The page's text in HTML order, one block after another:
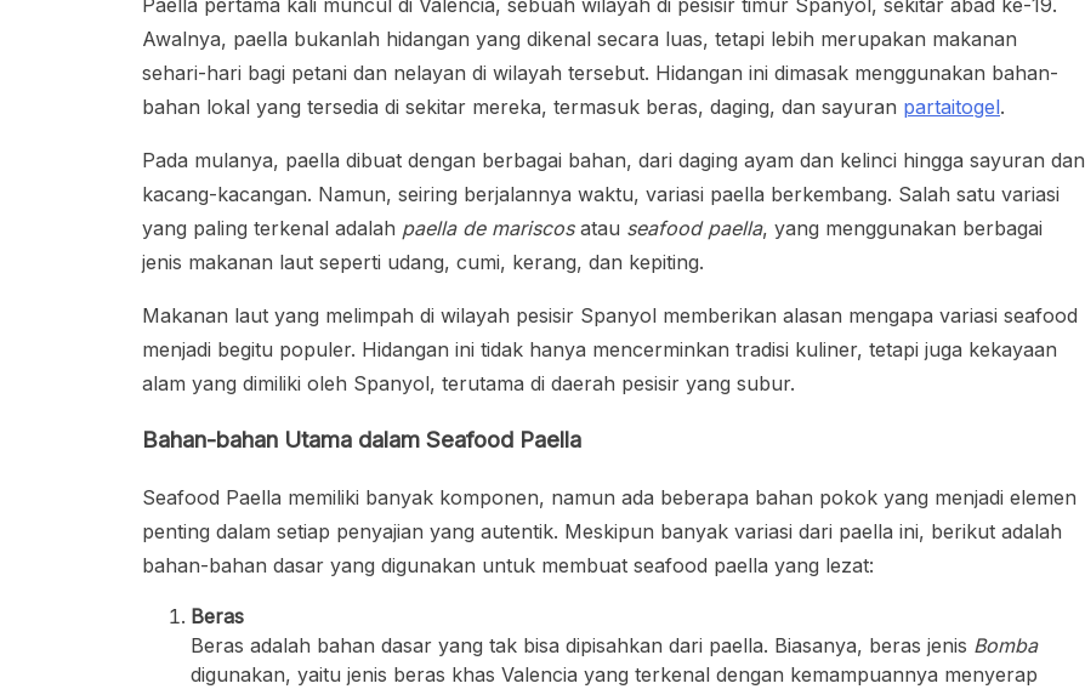
Paella pertama kali muncul di Valencia, sebuah wilayah di pesisir timur Spanyol, sekitar abad ke-19.
Awalnya, paella bukanlah hidangan yang dikenal secara luas, tetapi lebih merupakan makanan
sehari-hari bagi petani dan nelayan di wilayah tersebut. Hidangan ini dimasak menggunakan bahan-
bahan lokal yang tersedia di sekitar mereka, termasuk beras, daging, dan sayuran partaitogel.
Pada mulanya, paella dibuat dengan berbagai bahan, dari daging ayam dan kelinci hingga sayuran dan
kacang-kacangan. Namun, seiring berjalannya waktu, variasi paella berkembang. Salah satu variasi
yang paling terkenal adalah paella de mariscosatau seafood paella, yang menggunakan berbagai
jenis makanan laut seperti udang, cumi, kerang, dan kepiting.
Makanan laut yang melimpah di wilayah pesisir Spanyol memberikan alasan mengapa variasi seafood
menjadi begitu populer. Hidangan ini tidak hanya mencerminkan tradisi kuliner, tetapi juga kekayaan
alam yang dimiliki oleh Spanyol, terutama di daerah pesisir yang subur.
Bahan-bahan Utama dalam Seafood Paella
Seafood Paella memiliki banyak komponen, namun ada beberapa bahan pokok yang menjadi elemen
penting dalam setiap penyajian yang autentik. Meskipun banyak variasi dari paella ini, berikut adalah
bahan-bahan dasar yang digunakan untuk membuat seafood paella yang lezat:
Beras
Beras adalah bahan dasar yang tak bisa dipisahkan dari paella. Biasanya, beras jenis Bomba
digunakan, yaitu jenis beras khas Valencia yang terkenal dengan kemampuannya menyerap